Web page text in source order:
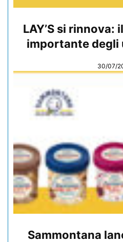
LAY’S si rinnova:
importante degli
30/07/
Sammontana